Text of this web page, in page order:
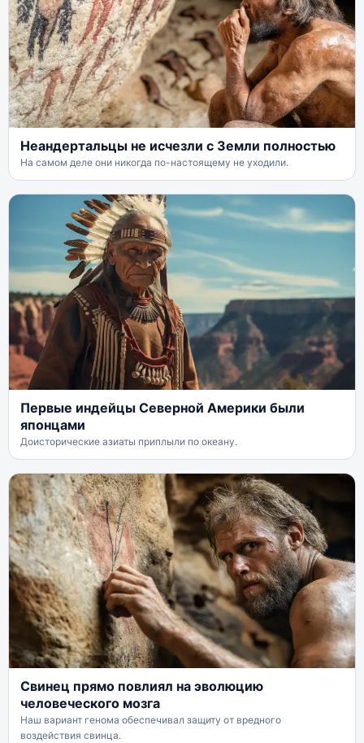
Неандертальцы не исчезли с Земли полностью
На самом деле они никогда по-настоящему не уходили.
Первые индейцы Северной Америки были
японцами
Доисторические азиаты приплыли по океану.
Свинец прямо повлиял на эволюцию
человеческого мозга
Наш вариант генома обеспечивал защиту от вредного
воздействия свинца.